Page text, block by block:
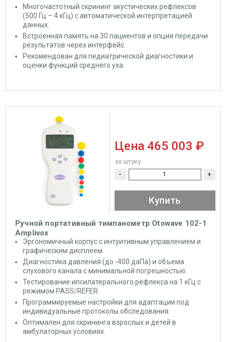
Многочастотный скрининг акустических рефлексов
(500 Гц – 4 кГц) с автоматической интерпретацией
данных.
Встроенная память на 30 пациентов и опция передачи
результатов через интерфейс.
Рекомендован для педиатрической диагностики и
оценки функций среднего уха.
Ручной портативный тимпанометр Otowave 102-1
Amplivox
Эргономичный корпус с интуитивным управлением и
графическим дисплеем.
Диагностика давления (до -400 даПа) и объема
слухового канала с минимальной погрешностью.
Тестирование ипсилатерального рефлекса на 1 кГц с
режимом PASS/REFER.
Программируемые настройки для адаптации под
индивидуальные протоколы обследования.
Оптимален для скрининга взрослых и детей в
амбулаторных условиях.
Цена 465 003 ₽
за штуку
- +
Купить